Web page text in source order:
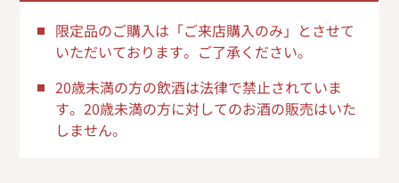
限定品のご購入は「ご来店購入のみ」とさせて
いただいております。ご了承ください。
20歳未満の方の飲酒は法律で禁止されていま
す。20歳未満の方に対してのお酒の販売はいた
しません。